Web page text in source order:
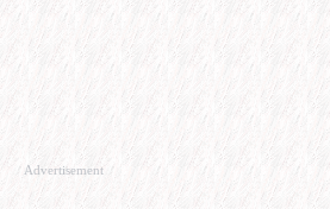
Advertisement